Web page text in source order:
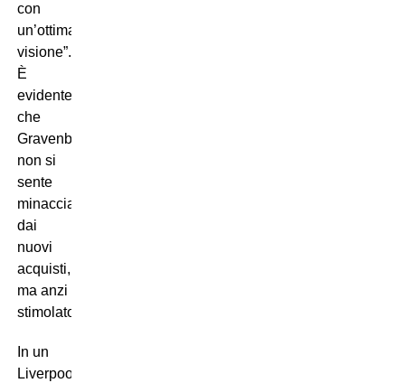
con
un’ottima
visione”.
È
evidente
che
Gravenberch
non si
sente
minacciato
dai
nuovi
acquisti,
ma anzi
stimolato.
In un
Liverpool